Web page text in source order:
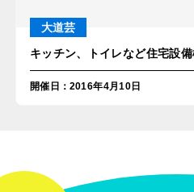
大道芸
キッチン、トイレなど住宅設
開催日 ：2016年4月10日